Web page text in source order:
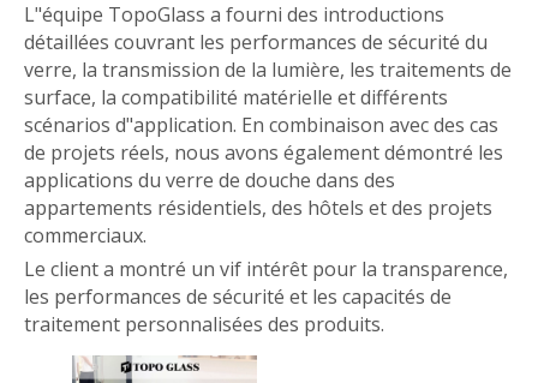
L"équipe TopoGlass a fourni des introductions
détaillées couvrant les performances de sécurité du
verre, la transmission de la lumière, les traitements de
surface, la compatibilité matérielle et différents
scénarios d"application. En combinaison avec des cas
de projets réels, nous avons également démontré les
applications du verre de douche dans des
appartements résidentiels, des hôtels et des projets
commerciaux.
Le client a montré un vif intérêt pour la transparence,
les performances de sécurité et les capacités de
traitement personnalisées des produits.